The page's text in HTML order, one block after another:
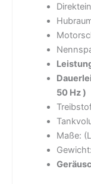
50 Hz )
Maße: